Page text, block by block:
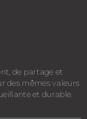
de partage et
des mêmes valeurs
et durable.